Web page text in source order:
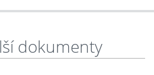
dokumenty